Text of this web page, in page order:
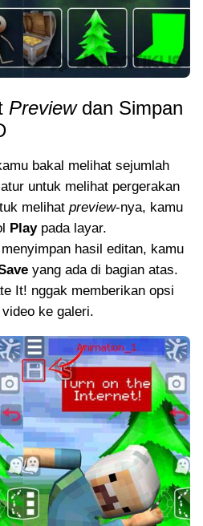
Previewdan Simpan
bakal melihat sejumlah
untuk melihat pergerakan
melihat preview-nya, kamu
Playpada layar.
hasil editan, kamu
yang ada di bagian atas.
It! nggak memberikan opsi
ke galeri.